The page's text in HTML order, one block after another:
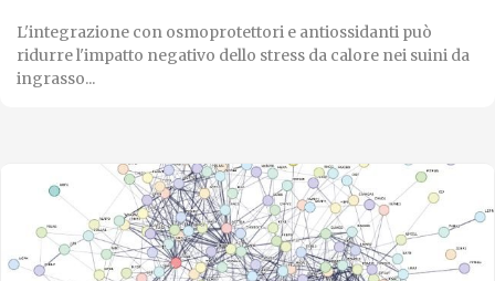
L'integrazione con osmoprotettori e antiossidanti può
ridurre l'impatto negativo dello stress da calore nei suini da
ingrasso...